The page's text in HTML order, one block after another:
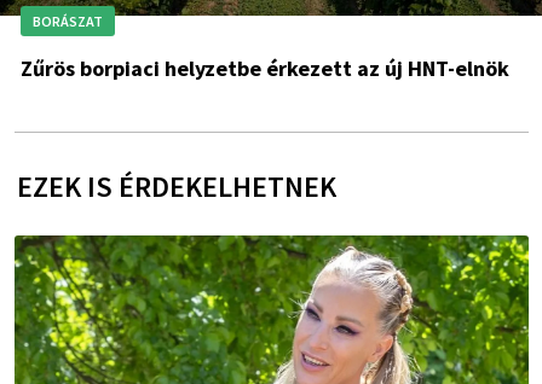
BORÁSZAT
Zűrös borpiaci helyzetbe érkezett az új HNT-elnök
EZEK IS ÉRDEKELHETNEK